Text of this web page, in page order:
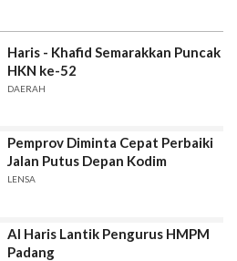
Haris - Khafid Semarakkan Puncak
HKN ke-52
DAERAH
Pemprov Diminta Cepat Perbaiki
Jalan Putus Depan Kodim
LENSA
Al Haris Lantik Pengurus HMPM
Padang